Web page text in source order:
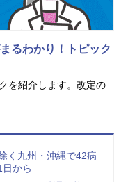
るわかり！トピック
を紹介します。改定の
く九州・沖縄で42病
から